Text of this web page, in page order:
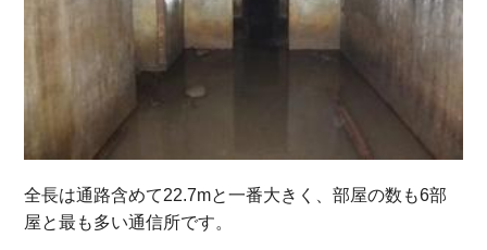
全長は通路含めて22.7mと一番大きく、部屋の数も6部
屋と最も多い通信所です。